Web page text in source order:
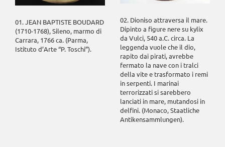
01. JEAN BAPTISTE BOUDARD
(1710-1768), Sileno, marmo di
Carrara, 1766 ca. (Parma,
Istituto d’Arte “P. Toschi”).
02. Dioniso attraversa il mare.
Dipinto a figure nere su kylix
da Vulci, 540 a.C. circa. La
leggenda vuole che il dio,
rapito dai pirati, avrebbe
fermato la nave con i tralci
della vite e trasformato i remi
in serpenti. I marinai
terrorizzati si sarebbero
lanciati in mare, mutandosi in
delfini. (Monaco, Staatliche
Antikensammlungen).